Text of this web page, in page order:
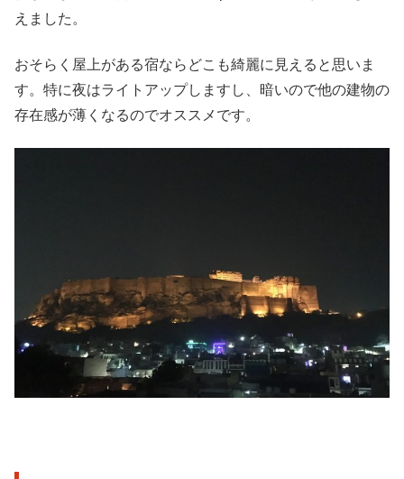
えました。
おそらく屋上がある宿ならどこも綺麗に見えると思いま
す。特に夜はライトアップしますし、暗いので他の建物の
存在感が薄くなるのでオススメです。